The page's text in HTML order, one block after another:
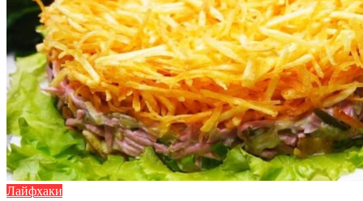
Лайфхаки